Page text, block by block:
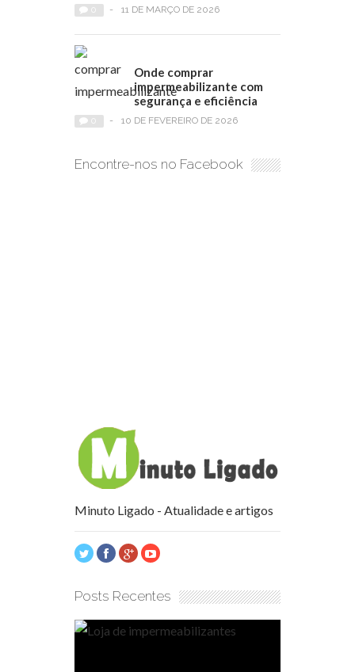
- 11 DE MARÇO DE 2026
Onde comprar
impermeabilizante com
segurança e eficiência
- 10 DE FEVEREIRO DE 2026
Encontre-nos no Facebook
Minuto Ligado - Atualidade e artigos
Posts Recentes